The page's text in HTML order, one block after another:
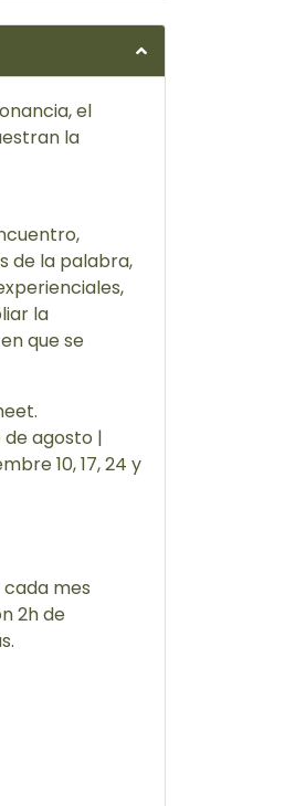
el
la
de la palabra,
la
que se
de agosto |
10, 17, 24 y
mes
2h de